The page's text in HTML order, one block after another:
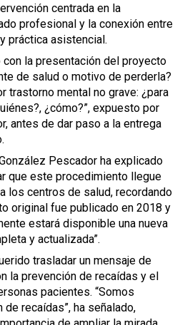
centrada en la
profesional y la conexión entre
práctica asistencial.
con la presentación del proyecto
de salud o motivo de perderla?
trastorno mental no grave: ¿para
¿cómo?”, expuesto por
antes de dar paso a la entrega
Pescador ha explicado
que este procedimiento llegue
los centros de salud, recordando
original fue publicado en 2018 y
estará disponible una nueva
y actualizada”.
trasladar un mensaje de
la prevención de recaídas y el
pacientes. “Somos
recaídas”, ha señalado,